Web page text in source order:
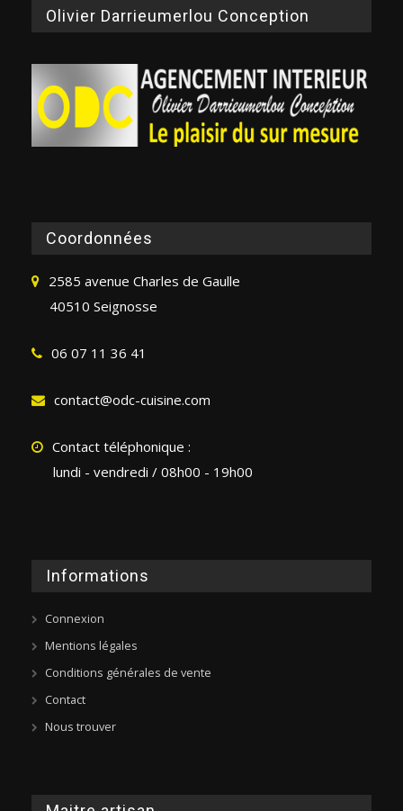
Olivier Darrieumerlou Conception
Coordonnées
2585 avenue Charles de Gaulle
40510 Seignosse
06 07 11 36 41
contact@odc-cuisine.com
Contact téléphonique :
lundi - vendredi / 08h00 - 19h00
Informations
Connexion
Mentions légales
Conditions générales de vente
Contact
Nous trouver